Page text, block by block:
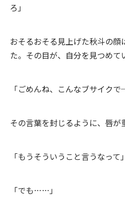
ろ」
おそるおそる見上げた秋斗の顔
た。その目が、自分を見つめて
「ごめんね、こんなブサイク
その言葉を封じるように、唇が
「もうそういうこと言うなって」
「でも……」